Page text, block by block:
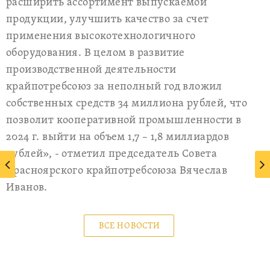
продукции, улучшить качество за счет
применения высокотехнологичного
оборудования. В целом в развитие
производственной деятельности
крайпотребсоюз за неполный год вложил
собственных средств 34 миллиона рублей, что
позволит кооперативной промышленности в
2024 г. выйти на объем 1,7 – 1,8 миллиардов
рублей», - отметил председатель Совета
Красноярского крайпотребсоюза Вячеслав
Иванов.
ВСЕ НОВОСТИ